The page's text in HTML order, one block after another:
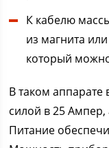
К кабелю
из магнита
который можно
В таком аппарате
силой в 25
Питание